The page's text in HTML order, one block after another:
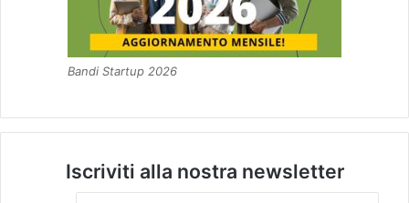
Bandi Startup 2026
Iscriviti alla nostra newsletter